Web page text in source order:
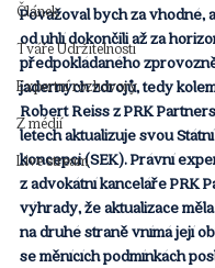
Článek
Tváře Udržitelnosti
Expertní rozhovory
Z médií
Live stream
Považoval bych za vhodné,
od uhlí dokončili až za
předpokládaného
jaderných zdrojů, tedy
Robert Reiss z PRK
letech aktualizuje svou
koncepci (SEK). Právní
z advokátní kanceláře PRK
výhrady, že aktualizace
na druhé straně vnímá její
se měnících podmínkách